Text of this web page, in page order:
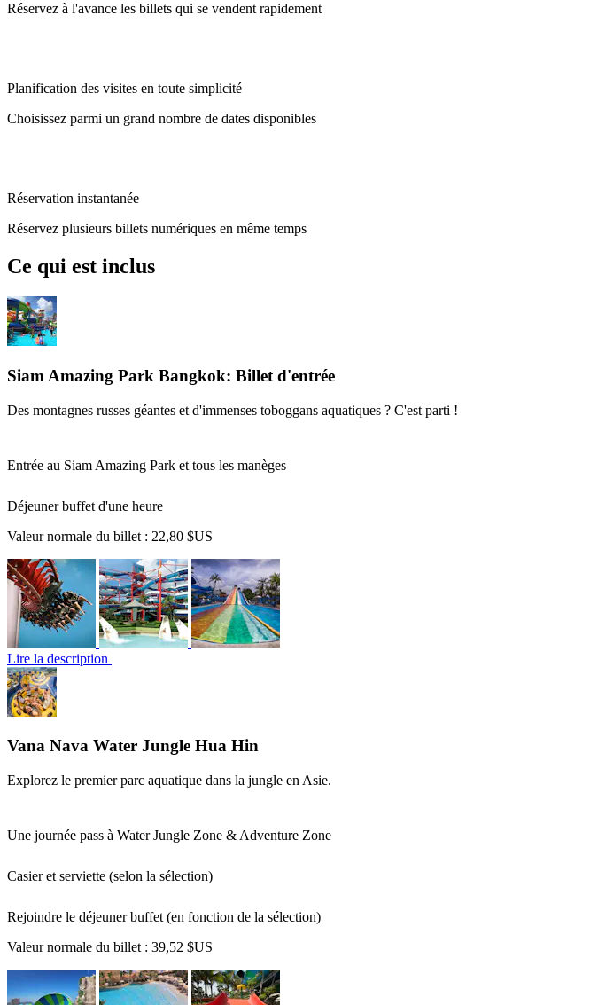
Réservez à l'avance les billets qui se vendent rapidement
Planification des visites en toute simplicité
Choisissez parmi un grand nombre de dates disponibles
Réservation instantanée
Réservez plusieurs billets numériques en même temps
Ce qui est inclus
Siam Amazing Park Bangkok: Billet d'entrée
Des montagnes russes géantes et d'immenses toboggans aquatiques ? C'est parti !
Entrée au Siam Amazing Park et tous les manèges
Déjeuner buffet d'une heure
Valeur normale du billet : 22,80 $US
Lire la description
Vana Nava Water Jungle Hua Hin
Explorez le premier parc aquatique dans la jungle en Asie.
Une journée pass à Water Jungle Zone & Adventure Zone
Casier et serviette (selon la sélection)
Rejoindre le déjeuner buffet (en fonction de la sélection)
Valeur normale du billet : 39,52 $US